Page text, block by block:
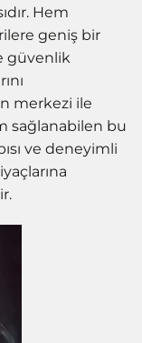
Hem
geniş bir
güvenlik
merkezi ile
sağlanabilen bu
ve deneyimli